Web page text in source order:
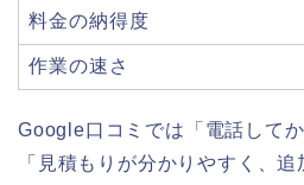
料金の納得度
作業の速さ
Google口コミでは「電話して
「見積もりが分かりやすく、追